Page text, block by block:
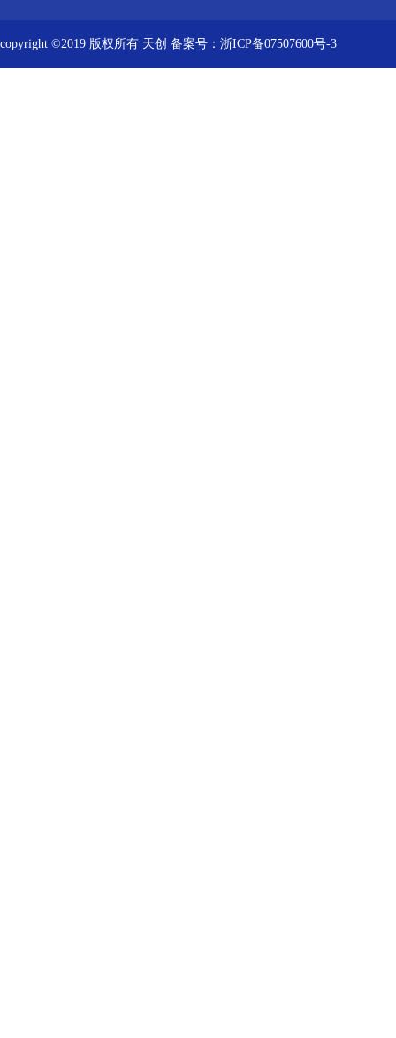
copyright ©2019 版权所有 天创 备案号：浙ICP备07507600号-3